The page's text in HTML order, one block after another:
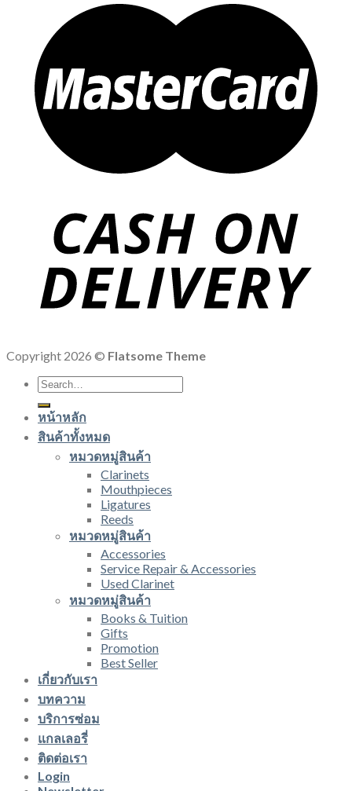
Copyright 2026 © Flatsome Theme
Search
for:
หน้าหลัก
สินค้าทั้งหมด
หมวดหมู่สินค้า
Clarinets
Mouthpieces
Ligatures
Reeds
หมวดหมู่สินค้า
Accessories
Service Repair & Accessories
Used Clarinet
หมวดหมู่สินค้า
Books & Tuition
Gifts
Promotion
Best Seller
เกี่ยวกับเรา
บทความ
บริการซ่อม
แกลเลอรี่
ติดต่อเรา
Login